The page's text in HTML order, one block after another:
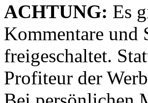
ACHTUNG: Es
Kommentare und
freigeschaltet.
Profiteur der